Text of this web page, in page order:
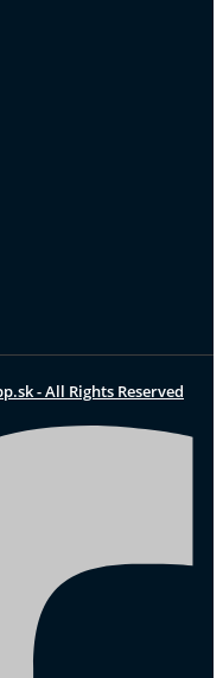
- All Rights Reserved